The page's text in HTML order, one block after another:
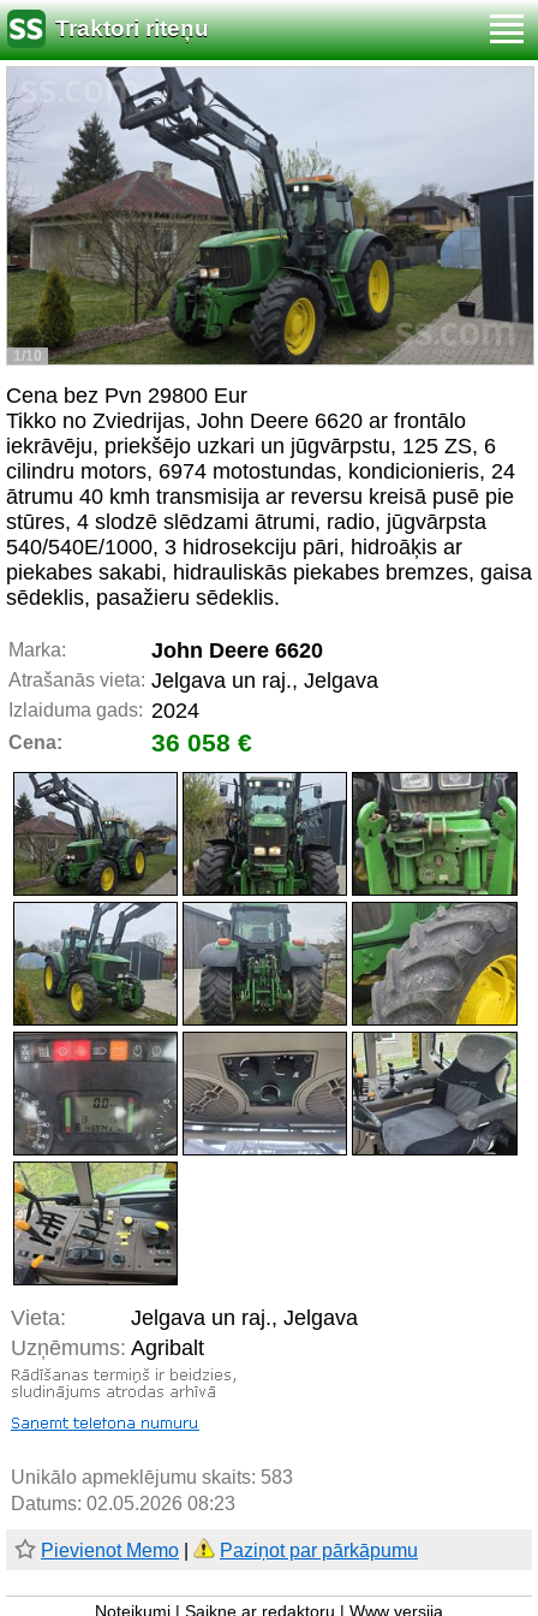
Traktori riteņu
1/10
Cena bez Pvn 29800 Eur
Tikko no Zviedrijas, John Deere 6620 ar frontālo
iekrāvēju, priekšējo uzkari un jūgvārpstu, 125 ZS, 6
cilindru motors, 6974 motostundas, kondicionieris, 24
ātrumu 40 kmh transmisija ar reversu kreisā pusē pie
stūres, 4 slodzē slēdzami ātrumi, radio, jūgvārpsta
540/540E/1000, 3 hidrosekciju pāri, hidroāķis ar
piekabes sakabi, hidrauliskās piekabes bremzes, gaisa
sēdeklis, pasažieru sēdeklis.
Marka: John Deere 6620
Atrašanās vieta: Jelgava un raj., Jelgava
Izlaiduma gads: 2024
Cena: 36 058 €
Vieta:
Jelgava un raj., Jelgava
Uzņēmums: Agribalt
Unikālo apmeklējumu skaits: 583
Datums: 02.05.2026 08:23
Pievienot Memo Paziņot par pārkāpumu
Noteikumi Saikne ar redaktoru Www versija